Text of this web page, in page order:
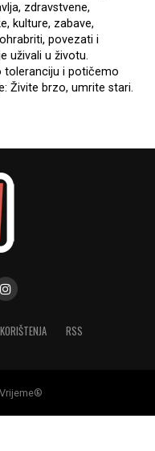
zdravstvene,
kulture, zabave,
povezati i
uživali u životu.
toleranciju i potičemo
Živite brzo, umrite stari.
RSS